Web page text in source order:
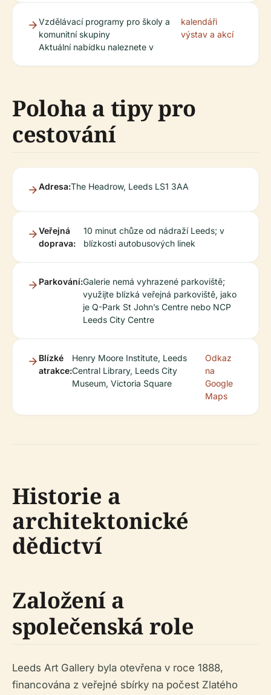
Vzdělávací programy pro školy a
komunitní skupiny
Aktuální nabídku naleznete v
kalendáři
výstav a akcí
Poloha a tipy pro
cestování
Adresa:The Headrow, Leeds LS1 3AA
Veřejná
doprava:
10 minut chůze od nádraží Leeds; v
blízkosti autobusových linek
Parkování:Galerie nemá vyhrazené parkoviště;
využijte blízká veřejná parkoviště, jako
je Q-Park St John’s Centre nebo NCP
Leeds City Centre
Blízké
atrakce:
Henry Moore Institute, Leeds
Central Library, Leeds City
Museum, Victoria Square
Odkaz
na
Google
Maps
Historie a
architektonické
dědictví
Založení a
společenská role
Leeds Art Gallery byla otevřena v roce 1888,
financována z veřejné sbírky na počest Zlatého